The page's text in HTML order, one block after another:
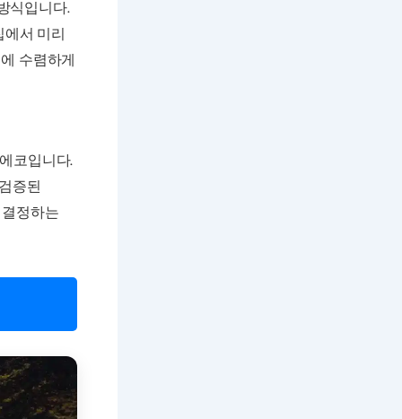
식입니다.
서 미리
수렴하게
코입니다.
증된
정하는